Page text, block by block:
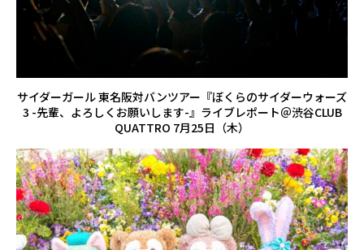
サイダーガール 東名阪対バンツアー『ぼくらのサイダーウォーズ
3 -先輩、よろしくお願いします-』ライブレポート＠渋谷CLUB
QUATTRO 7月25日（木）